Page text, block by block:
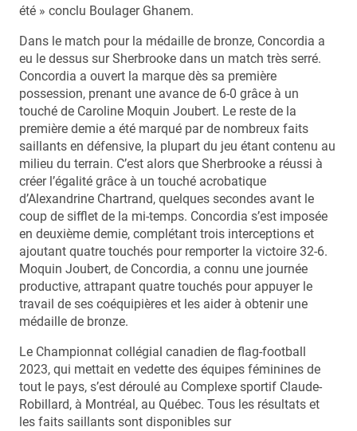
été » conclu Boulager Ghanem.
Dans le match pour la médaille de bronze, Concordia a
eu le dessus sur Sherbrooke dans un match très serré.
Concordia a ouvert la marque dès sa première
possession, prenant une avance de 6-0 grâce à un
touché de Caroline Moquin Joubert. Le reste de la
première demie a été marqué par de nombreux faits
saillants en défensive, la plupart du jeu étant contenu au
milieu du terrain. C’est alors que Sherbrooke a réussi à
créer l’égalité grâce à un touché acrobatique
d’Alexandrine Chartrand, quelques secondes avant le
coup de sifflet de la mi-temps. Concordia s’est imposée
en deuxième demie, complétant trois interceptions et
ajoutant quatre touchés pour remporter la victoire 32-6.
Moquin Joubert, de Concordia, a connu une journée
productive, attrapant quatre touchés pour appuyer le
travail de ses coéquipières et les aider à obtenir une
médaille de bronze.
Le Championnat collégial canadien de flag-football
2023, qui mettait en vedette des équipes féminines de
tout le pays, s’est déroulé au Complexe sportif Claude-
Robillard, à Montréal, au Québec. Tous les résultats et
les faits saillants sont disponibles sur